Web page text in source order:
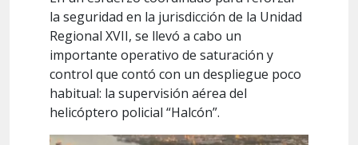
la seguridad en la jurisdicción de la Unidad
Regional XVII, se llevó a cabo un
importante operativo de saturación y
control que contó con un despliegue poco
habitual: la supervisión aérea del
helicóptero policial “Halcón”.